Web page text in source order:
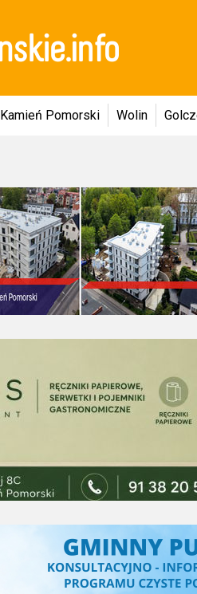
Kamień Pomorski Wolin